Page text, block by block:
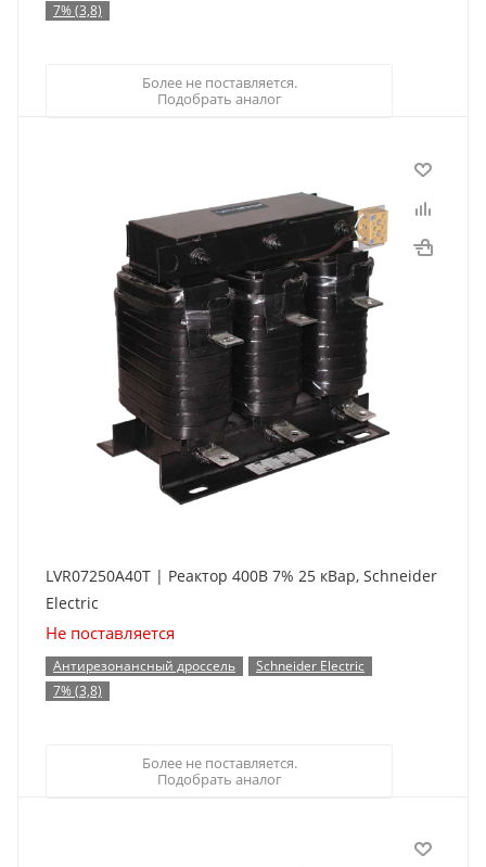
7% (3,8)
Более не поставляется.
Подобрать аналог
LVR07250A40T | Реактор 400В 7% 25 кВар, Schneider
Electric
Не поставляется
Антирезонансный дроссель
Schneider Electric
7% (3,8)
Более не поставляется.
Подобрать аналог